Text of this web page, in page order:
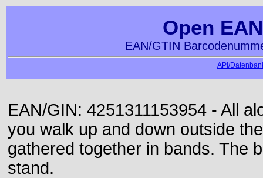
Open
EAN/GTIN
API/
EAN/GIN: 4251311153954 - All
you walk up and down outside
gathered together in bands. The
stand.